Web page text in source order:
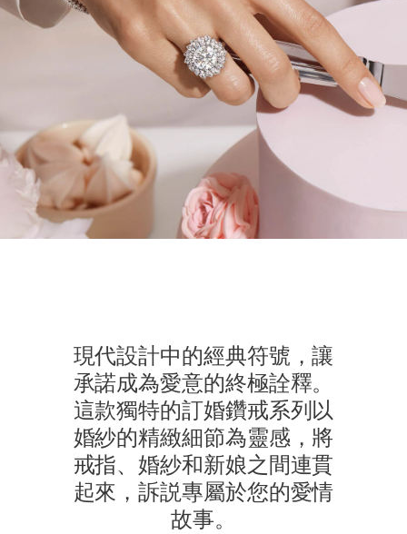
現代設計中的經典符號，讓
承諾成為愛意的終極詮釋。
這款獨特的訂婚鑽戒系列以
婚紗的精緻細節為靈感，將
戒指、婚紗和新娘之間連貫
起來，訴説專屬於您的愛情
故事。